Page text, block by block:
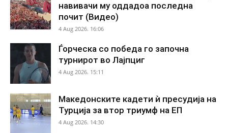
навивачи му оддадоа последна
почит (Видео)
4 Aug 2026. 16:06
Ѓорческа со победа го започна
турнирот во Лајпциг
4 Aug 2026. 15:11
Македонските кадети ѝ пресудија на
Турција за втор триумф на ЕП
4 Aug 2026. 14:30